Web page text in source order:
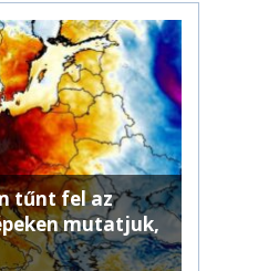
tűnt fel az
mutatjuk,